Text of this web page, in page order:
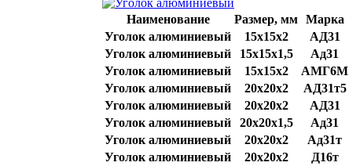
Наименование Размер, мм Марка
Уголок алюминиевый
15х15х2
АД31
Уголок алюминиевый
15х15х1,5
Ад31
Уголок алюминиевый
15х15х2
АМГ6М
Уголок алюминиевый
20х20х2
АД31т5
Уголок алюминиевый
20х20х2
АД31
Уголок алюминиевый
20х20х1,5
Ад31
Уголок алюминиевый
20х20х2
Ад31т
Уголок алюминиевый
20х20х2
Д16т